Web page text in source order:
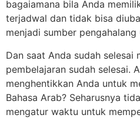
bagaiamana bila Anda
terjadwal dan tidak bisa
menjadi sumber
Dan saat Anda sudah selesai
pembelajaran sudah selesai.
menghentikkan Anda untuk
Bahasa Arab? Seharusnya
mengatur waktu untuk